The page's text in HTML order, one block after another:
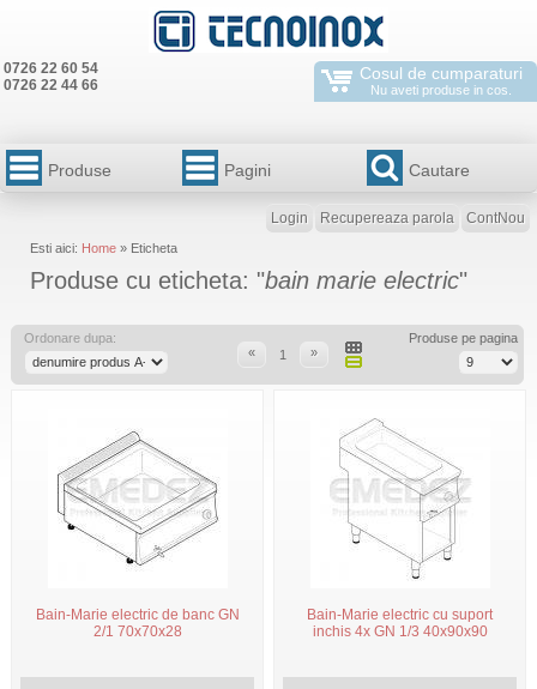
0726 22 60 54
0726 22 44 66
Cosul de cumparaturi
Nu aveti produse in cos.
Produse Pagini Cautare
Login Recupereaza parola ContNou
Esti aici: Home » Eticheta
Produse cu eticheta: "bain marie electric"
Ordonare dupa:
«
1 »
Produse pe pagina
Bain-Marie electric de banc GN
2/1 70x70x28
Bain-Marie electric cu suport
inchis 4x GN 1/3 40x90x90